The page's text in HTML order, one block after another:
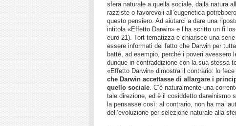
sfera naturale a quella sociale, dalla natura
razziste o favorevoli all’eugenetica
questo pensiero. Ad aiutarci a dare una
intitola «Effetto Darwin» e l’ha scritto un fi
euro 21). Tort tematizza e chiarisce una
essere informati del fatto che Darwin per
batté, ad esempio, perché i poveri
dunque in contraddizione con la sua stessa
«Effetto Darwin» dimostra il contrario: lo
che Darwin accettasse di allargare i
quello sociale. C’è naturalmente una
tale direzione, ed è il cosiddetto darwinismo
la pensasse così: al contrario, non ha mai
dell’evoluzione per selezione naturale alla